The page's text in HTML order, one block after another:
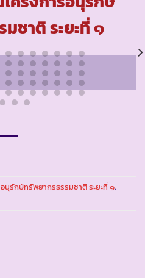
ชาติ ระยะที่ ๑
นุรักษ์ทรัพยากรธรรมชาติ ระยะที่ ๑.